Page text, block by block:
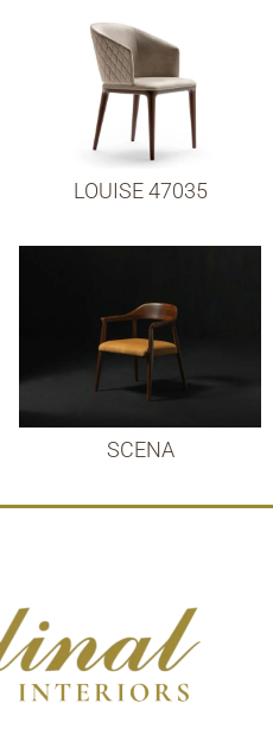
LOUISE 47035
SCENA